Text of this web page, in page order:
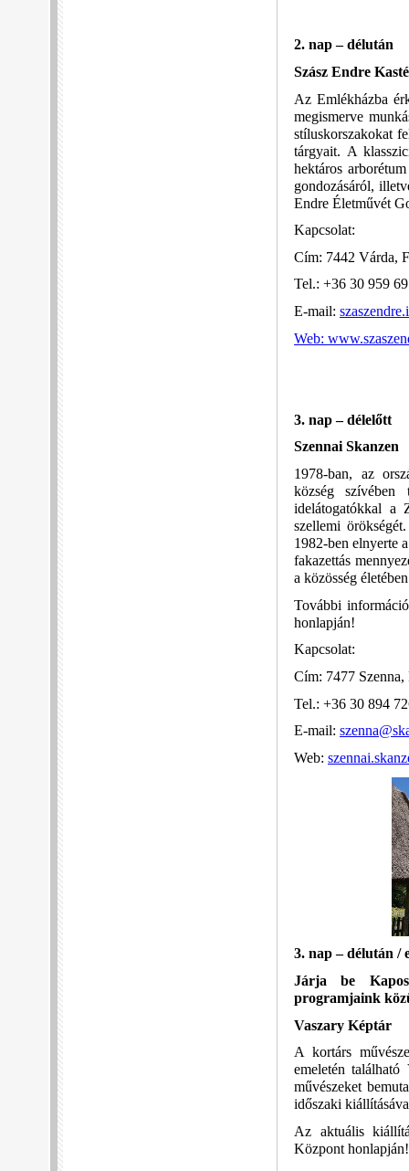
2. nap – délután
Szász Endre
Az Emlékházba
megismerve
stíluskorszakokat
tárgyait. A
hektáros
gondozásáról,
Endre Életművét
Kapcsolat:
Cím: 7442 Várda,
Tel.: +36 30 959
E-mail:
Web:
3. nap – délelőtt
Szennai Skanzen
1978-ban, az
község szívében
idelátogatókkal a
szellemi
1982-ben elnyerte
fakazettás
a közösség
További
honlapján!
Kapcsolat:
Cím: 7477
Tel.: +36 30 894
E-mail:
Web:
3. nap – délután /
Járja be
programjaink
Vaszary Képtár
A kortárs
emeletén
művészeket
időszaki
Az aktuális
Központ honlapján!